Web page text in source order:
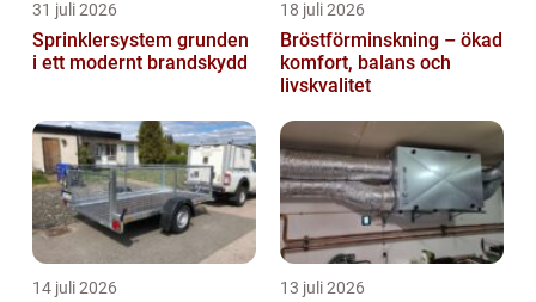
31 juli 2026
Sprinklersystem grunden
i ett modernt brandskydd
18 juli 2026
Bröstförminskning – ökad
komfort, balans och
livskvalitet
14 juli 2026 13 juli 2026